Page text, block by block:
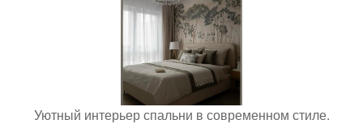
Уютный интерьер спальни в современном стиле.